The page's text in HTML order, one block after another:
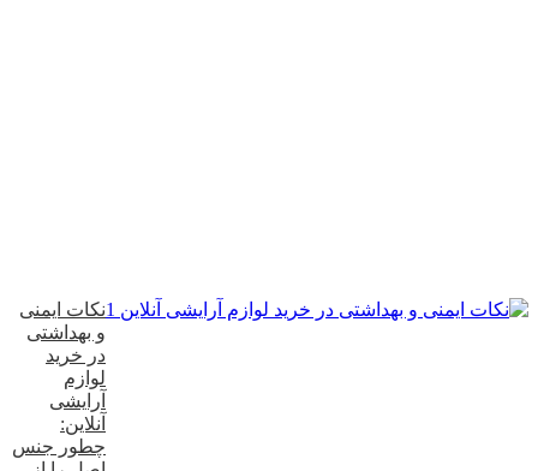
نکات ایمنی
و بهداشتی
در خرید
لوازم
آرایشی
آنلاین:
چطور جنس